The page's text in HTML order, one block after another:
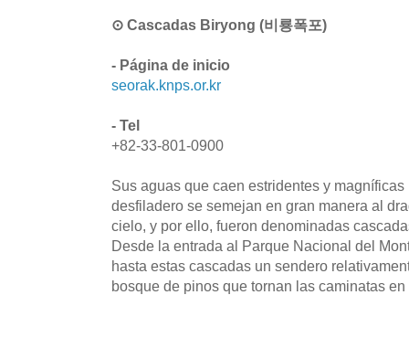
⊙ Cascadas Biryong (비룡폭포)
- Página de inicio
seorak.knps.or.kr
- Tel
+82-33-801-0900
Sus aguas que caen estridentes y
desfiladero se semejan en gran manera al
cielo, y por ello, fueron denominadas
Desde la entrada al Parque Nacional del
hasta estas cascadas un sendero
bosque de pinos que tornan las caminatas